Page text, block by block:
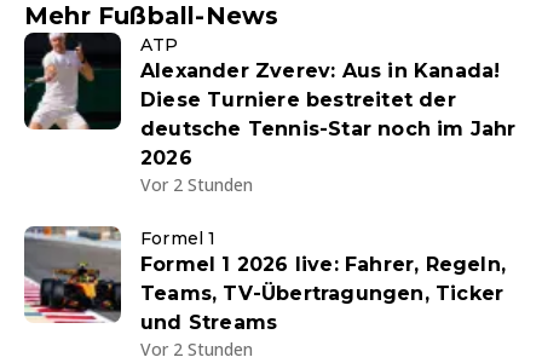
Mehr Fußball-News
ATP
Alexander Zverev: Aus in Kanada!
Diese Turniere bestreitet der
deutsche Tennis-Star noch im Jahr
2026
Vor 2 Stunden
Formel 1
Formel 1 2026 live: Fahrer, Regeln,
Teams, TV-Übertragungen, Ticker
und Streams
Vor 2 Stunden